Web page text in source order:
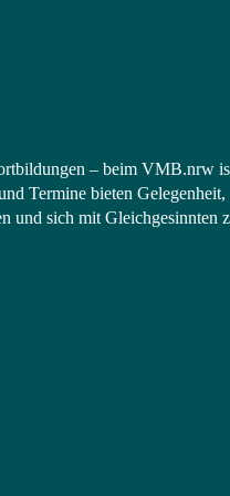
– beim VMB.nrw
Termine bieten Gelegenheit,
und sich mit Gleichgesinnten